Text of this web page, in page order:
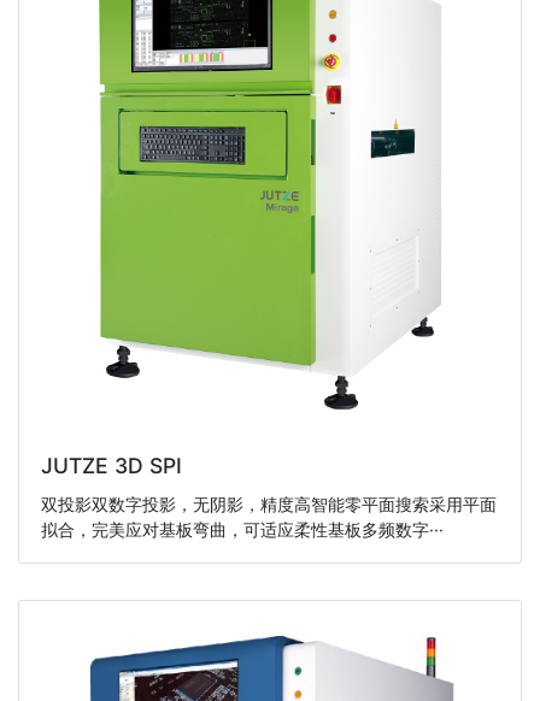
JUTZE 3D SPI
双投影双数字投影，无阴影，精度高智能零平面搜索采用平面
拟合，完美应对基板弯曲，可适应柔性基板多频数字···